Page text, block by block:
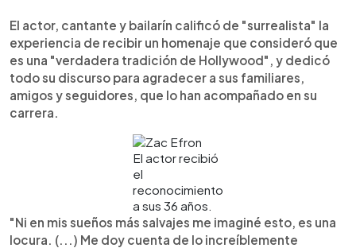
El actor, cantante y bailarín calificó de "surrealista" la
experiencia de recibir un homenaje que consideró que
es una "verdadera tradición de Hollywood", y dedicó
todo su discurso para agradecer a sus familiares,
amigos y seguidores, que lo han acompañado en su
carrera.
El actor recibió
el
reconocimiento
a sus 36 años.
"Ni en mis sueños más salvajes me imaginé esto, es una
locura. (...) Me doy cuenta de lo increíblemente